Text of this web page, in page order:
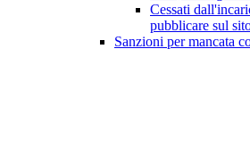
Cessati
pubblicare sul
Sanzioni per mancata